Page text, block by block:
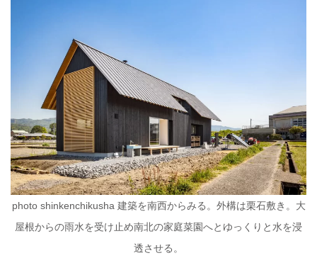
photo shinkenchikusha 建築を南西からみる。外構は栗石敷き。大
屋根からの雨水を受け止め南北の家庭菜園へとゆっくりと水を浸
透させる。